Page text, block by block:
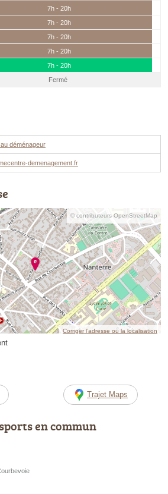
7h - 20h
7h - 20h
7h - 20h
7h - 20h
7h - 20h
Fermé
déménageur
demenagement.fr
© contributeurs OpenStreetMap
Corriger l’adresse ou la localisation
Trajet Maps
en commun